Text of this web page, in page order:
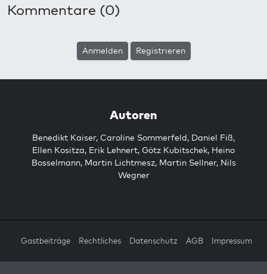
Kommentare (0)
Anmelden Registrieren
Autoren
Benedikt Kaiser, Caroline Sommerfeld, Daniel Fiß,
Ellen Kositza, Erik Lehnert, Götz Kubitschek, Heino
Bosselmann, Martin Lichtmesz, Martin Sellner, Nils
Wegner
Gastbeiträge Rechtliches Datenschutz AGB Impressum